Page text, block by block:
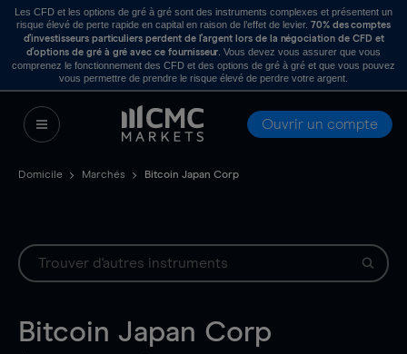
Les CFD et les options de gré à gré sont des instruments complexes et présentent un
risque élevé de perte rapide en capital en raison de l’effet de levier. 70% des comptes
d’investisseurs particuliers perdent de l’argent lors de la négociation de CFD et
d’options de gré à gré avec ce fournisseur . Vous devez vous assurer que vous
comprenez le fonctionnement des CFD et des options de gré à gré et que vous pouvez
vous permettre de prendre le risque élevé de perdre votre argent.
Ouvrir un compte
Domicile Marchés Bitcoin Japan Corp
Bitcoin Japan Corp